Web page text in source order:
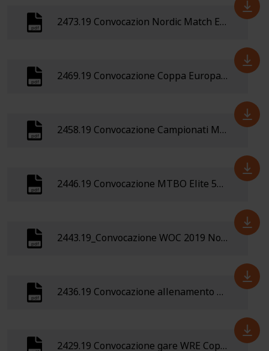
2473.19 Convocazion Nordic Match ECTO (Svezia) 4-6 ottobre 2019
2469.19 Convocazione Coppa Europa Trail-O Wlen (Polonia) 12-15 settembre
2458.19 Convocazione Campionati Mondiali MTBO 25 luglio- 4 agosto 2019 -Viborg (Danimarca)
2446.19 Convocazione MTBO Elite 5gg di Plzen ( Rep. Ceca) 3-8 luglio
2443.19_Convocazione WOC 2019 Norvegia
2436.19 Convocazione allenamento Val di Fiemme SCI-O
2429.19 Convocazione gare WRE Coppa Austria & Cechia MTBO 21-23 Giugno 2019 Zwettl (Austria)